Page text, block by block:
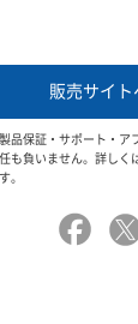
販売サイト
品保証・サポート・
も負いません。詳しく
。